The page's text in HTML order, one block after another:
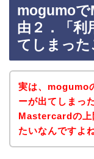
mogumo
由２．「利
てしまった
実は、mogumo
ーが出てしまっ
Mastercardの上
たいなんですよ